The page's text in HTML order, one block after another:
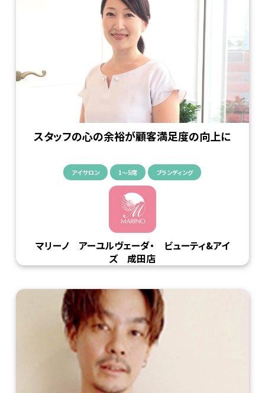
スタッフの心の余裕が顧客満足度の向上に
アイサロン 1〜5席 ブランディング
マリーノ アーユルヴェーダ・ ビューティ&アイ
ズ 成田店